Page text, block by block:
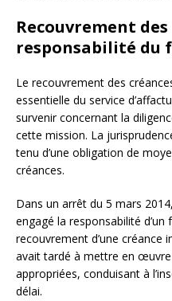
Recouvrement
responsabilité du
Le recouvrement des
essentielle du service
survenir concernant la
cette mission. La
tenu d’une obligation de
créances.
Dans un arrêt du 5 mars
engagé la responsabilité
recouvrement d’une créance
avait tardé à mettre en
appropriées, conduisant à
délai.